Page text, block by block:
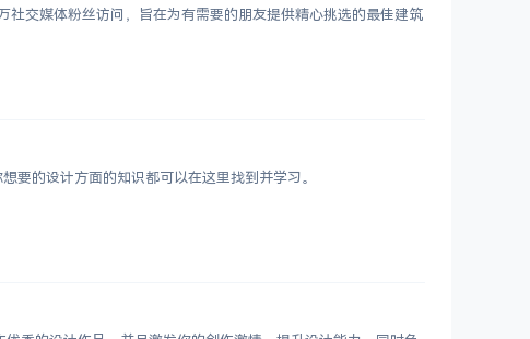
交媒体粉丝访问，旨在为有需要的朋友提供精心挑选的最佳建筑
要的设计方面的知识都可以在这里找到并学习。